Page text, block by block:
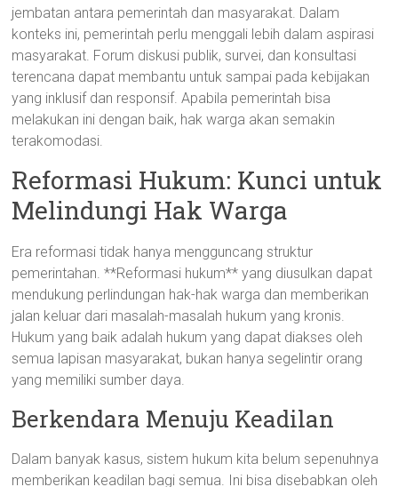
jembatan antara pemerintah dan masyarakat. Dalam
konteks ini, pemerintah perlu menggali lebih dalam aspirasi
masyarakat. Forum diskusi publik, survei, dan konsultasi
terencana dapat membantu untuk sampai pada kebijakan
yang inklusif dan responsif. Apabila pemerintah bisa
melakukan ini dengan baik, hak warga akan semakin
terakomodasi.
Reformasi Hukum: Kunci untuk
Melindungi Hak Warga
Era reformasi tidak hanya mengguncang struktur
pemerintahan. **Reformasi hukum** yang diusulkan dapat
mendukung perlindungan hak-hak warga dan memberikan
jalan keluar dari masalah-masalah hukum yang kronis.
Hukum yang baik adalah hukum yang dapat diakses oleh
semua lapisan masyarakat, bukan hanya segelintir orang
yang memiliki sumber daya.
Berkendara Menuju Keadilan
Dalam banyak kasus, sistem hukum kita belum sepenuhnya
memberikan keadilan bagi semua. Ini bisa disebabkan oleh